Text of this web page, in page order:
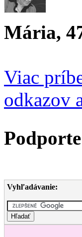
Mária,
Viac
odkazov
Vyhľadávanie: